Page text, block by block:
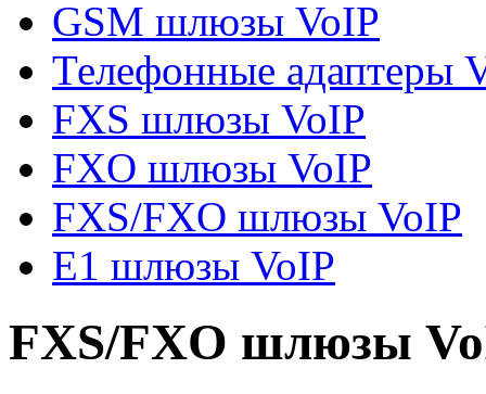
GSM шлюзы VoIP
Телефонные адаптеры
FXS шлюзы VoIP
FXO шлюзы VoIP
FXS/FXO шлюзы VoIP
E1 шлюзы VoIP
FXS/FXO шлюзы